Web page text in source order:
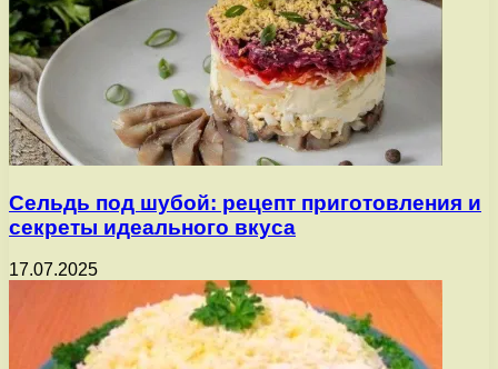
Сельдь под шубой: рецепт приготовления и
секреты идеального вкуса
17.07.2025